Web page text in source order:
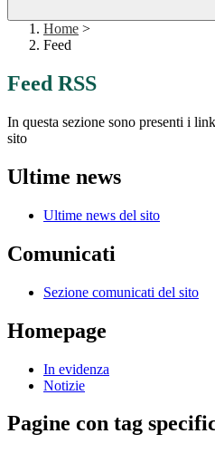
Home >
Feed
Feed RSS
In questa sezione sono presenti i
sito
Ultime news
Ultime news del sito
Comunicati
Sezione comunicati del sito
Homepage
In evidenza
Notizie
Pagine con tag